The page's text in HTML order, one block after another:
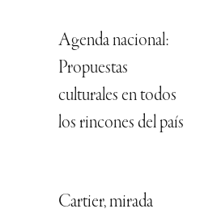
Agenda nacional:
Propuestas
culturales en todos
los rincones del país
Cartier, mirada